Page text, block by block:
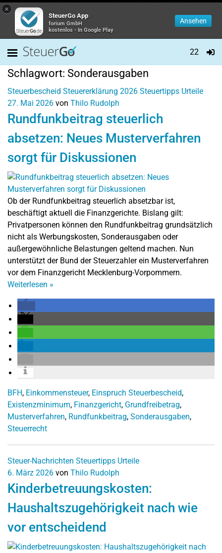
×
SteuerGo App
forium GmbH
kostenlos - In Google Play
Ansehen
22
Schlagwort: Sonderausgaben
Steuerbescheid Steuererklärung 2026 Steuertipps Urteile
27. Mai 2026 von Thilo Rudolph
Rundfunkbeitrag steuerlich
absetzen: Neues Musterverfahren
sorgt für Diskussionen
Ob der Rundfunkbeitrag steuerlich absetzbar ist,
beschäftigt aktuell die Finanzgerichte. Bislang gilt:
Privatpersonen können den Rundfunkbeitrag grundsätzlich
nicht als Werbungskosten, Sonderausgaben oder
außergewöhnliche Belastungen geltend machen. Nun
unterstützt der Bund der Steuerzahler ein Musterverfahren
vor dem Finanzgericht Mecklenburg-Vorpommern.
Weiterlesen »
BFH, Einkommensteuer, Einspruch Steuerbescheid,
Existenzminimum, Finanzgericht, Grundfreibetrag,
Musterverfahren, Rundfunkbeitrag, Sonderausgaben,
Steuerrecht
Steuer-Nachrichten Steuertipps Urteile
6. März 2026 von Thilo Rudolph
Kinderbetreuungskosten:
Haushaltszugehörigkeit nach wie
vor entscheidend